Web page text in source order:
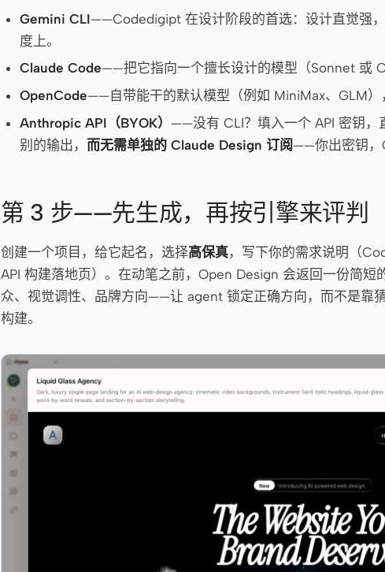
Gemini CLI——Codedigipt 在设计阶段的首选：设计直觉强
度上。
Claude Code——把它指向一个擅长设计的模型（Sonnet 或
OpenCode——自带能干的默认模型（例如 MiniMax、GLM）
Anthropic API（BYOK） ——没有 CLI？填入一个 API 密钥，
别的输出， 而无需单独的 Claude Design 订阅 ——你出密钥，
第 3 步——先生成，再按引擎来评判
创建一个项目，给它起名，选择高保真，写下你的需求说明（
API 构建落地页）。在动笔之前，Open Design 会返回一份简短
众、视觉调性、品牌方向——让 agent 锁定正确方向，而不是靠
构建。